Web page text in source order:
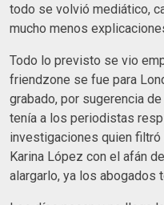
todo se volvió mediático,
mucho menos
Todo lo previsto se vio
friendzone se fue para
grabado, por sugerencia
tenía a los periodistas
investigaciones quien
Karina López con el afán
alargarlo, ya los abogados